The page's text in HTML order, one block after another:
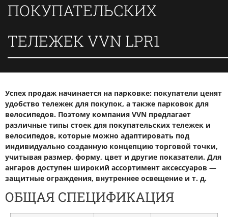
ПОКУПАТЕЛЬСКИХ
ТЕЛЕЖЕК VVN LPR1
Успех продаж начинается на парковке: покупатели ценят
удобство тележек для покупок, а также парковок для
велосипедов. Поэтому компания VVN предлагает
различные типы стоек для покупательских тележек и
велосипедов, которые можно адаптировать под
индивидуально созданную концепцию торговой точки,
учитывая размер, форму, цвет и другие показатели. Для
ангаров доступен широкий ассортимент аксессуаров —
защитные ограждения, внутреннее освещение и т. д.
ОБЩАЯ СПЕЦИФИКАЦИЯ